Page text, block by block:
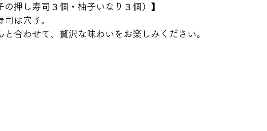
の押し寿司３個・柚子いなり３個）】
は穴子。
と合わせて、贅沢な味わいをお楽しみください。